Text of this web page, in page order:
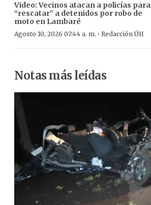
Video: Vecinos atacan a policías para
“rescatar” a detenidos por robo de
moto en Lambaré
Agosto 10, 2026 07:44 a. m. · Redacción ÚH
Notas más leídas